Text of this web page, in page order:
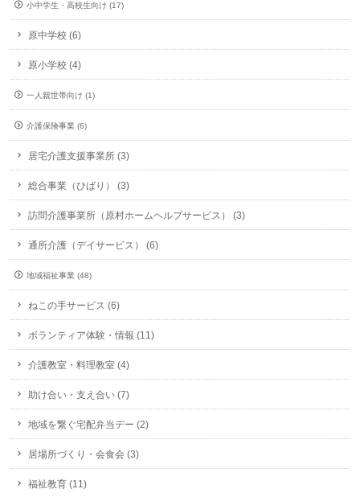
小中学生・高校生向け (17)
原中学校 (6)
原小学校 (4)
一人親世帯向け (1)
介護保険事業 (6)
居宅介護支援事業所 (3)
総合事業（ひばり） (3)
訪問介護事業所（原村ホームヘルプサービス） (3)
通所介護（デイサービス） (6)
地域福祉事業 (48)
ねこの手サービス (6)
ボランティア体験・情報 (11)
介護教室・料理教室 (4)
助け合い・支え合い (7)
地域を繋ぐ宅配弁当デー (2)
居場所づくり・会食会 (3)
福祉教育 (11)